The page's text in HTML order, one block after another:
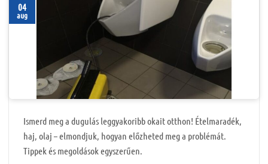
04
aug
Ismerd meg a dugulás leggyakoribb okait otthon! Ételmaradék,
haj, olaj – elmondjuk, hogyan előzheted meg a problémát.
Tippek és megoldások egyszerűen.